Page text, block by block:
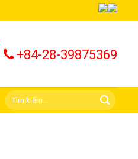
+84-28-39875369